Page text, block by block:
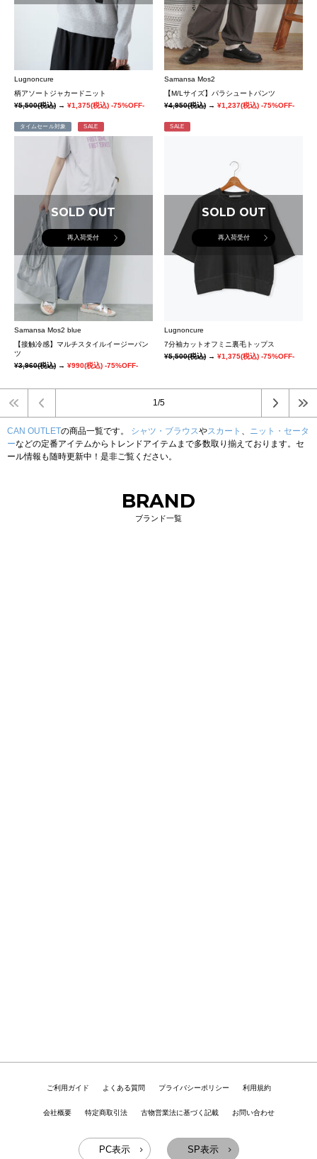
Lugnoncure
柄アソートジャカードニット
¥5,500(税込) → ¥1,375(税込) -75%OFF-
Samansa Mos2
【M/Lサイズ】パラシュートパンツ
¥4,950(税込)→¥1,237(税込) -75%OFF-
タイムセール対象 SALE
SOLD OUT
再入荷受付
Samansa Mos2 blue
【接触冷感】マルチスタイルイージーパン
ツ
¥3,960(税込) → ¥990(税込) -75%OFF-
SALE
SOLD OUT
再入荷受付
Lugnoncure
7分袖カットオフミニ裏毛トップス
¥5,500(税込)→¥1,375(税込) -75%OFF-
1/5
CAN OUTLETの商品一覧です。 シャツ・ブラウスやスカート 、 ニット・セータ
ーなどの定番アイテムからトレンドアイテムまで多数取り揃えております。セ
ール情報も随時更新中！是非ご覧ください。
BRAND
ブランド一覧
ご利用ガイド よくある質問 プライバシーポリシー 利用規約
会社概要 特定商取引法 古物営業法に基づく記載 お問い合わせ
PC表示 SP表示